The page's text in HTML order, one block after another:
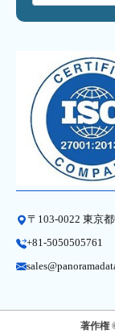
〒103-0022 東京
+81-5050505761
著作権